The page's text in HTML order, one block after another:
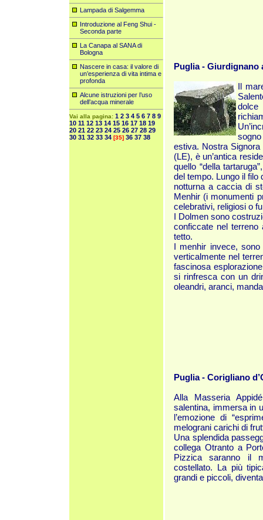
Lampada di Salgemma
Introduzione al Feng Shui -
Seconda parte
La Canapa al SANA di
Bologna
Nascere in casa: il valore di
un’esperienza di vita intima e
profonda
Alcune istruzioni per l’uso
dell’acqua minerale
Vai alla pagina: 1 2 3 4 5 6 7 8 9
10 11 12 13 14 15 16 17 18 19
20 21 22 23 24 25 26 27 28 29
30 31 32 33 34 [35] 36 37 38
Puglia - Giurdignano
Il
estiva. Nostra Signora
(LE), è un’antica
quello “della
del tempo. Lungo il filo
notturna a caccia di
Menhir (i monumenti
celebrativi, religiosi o
I Dolmen sono
conficcate nel terreno
tetto.
I menhir invece, sono
verticalmente nel
fascinosa
si rinfresca con un
oleandri, aranci,
Puglia - Corigliano
Alla Masseria
salentina, immersa in
l’emozione di
melograni carichi di
Una splendida
collega Otranto a
Pizzica saranno il
costellato. La più
grandi e piccoli,